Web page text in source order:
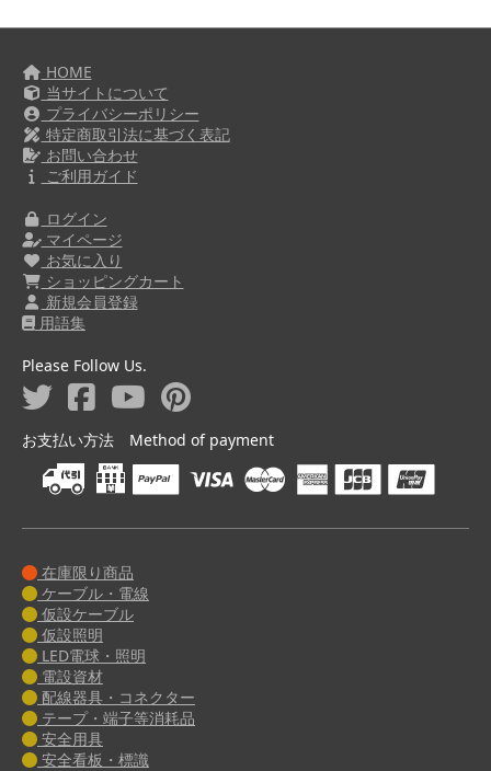
HOME
当サイトについて
プライバシーポリシー
特定商取引法に基づく表記
お問い合わせ
ご利用ガイド
ログイン
マイページ
お気に入り
ショッピングカート
新規会員登録
用語集
Please Follow Us.
お支払い方法 Method of payment
在庫限り商品
ケーブル・電線
仮設ケーブル
仮設照明
LED電球・照明
電設資材
配線器具・コネクター
テープ・端子等消耗品
安全用具
安全看板・標識